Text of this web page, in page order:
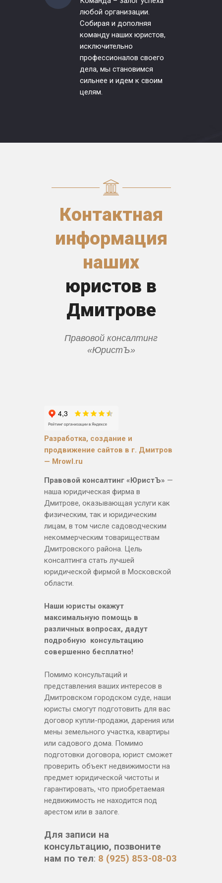
любой организации.
Собирая и дополняя
команду наших юристов,
исключительно
профессионалов своего
дела, мы становимся
сильнее и идем к своим
целям.
Контактная
информация
наших
юристов в
Дмитрове
Правовой консалтинг
«ЮристЪ»
Разработка, создание и
продвижение сайтов в г. Дмитров
— Mrowl.ru
Правовой консалтинг «ЮристЪ» —
наша юридическая фирма в
Дмитрове, оказывающая услуги как
физическим, так и юридическим
лицам, в том числе садоводческим
некоммерческим товариществам
Дмитровского района. Цель
консалтинга стать лучшей
юридической фирмой в Московской
области.
Наши юристы окажут
максимальную помощь в
различных вопросах, дадут
подробную консультацию
совершенно бесплатно!
Помимо консультаций и
представления ваших интересов в
Дмитровском городском суде, наши
юристы смогут подготовить для вас
договор купли-продажи, дарения или
мены земельного участка, квартиры
или садового дома. Помимо
подготовки договора, юрист сможет
проверить объект недвижимости на
предмет юридической чистоты и
гарантировать, что приобретаемая
недвижимость не находится под
арестом или в залоге.
Для записи на
консультацию, позвоните
нам по тел: 8 (925) 853-08-03